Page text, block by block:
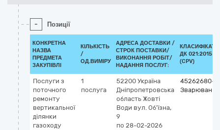
- Позиції
КОНКРЕТНА
НАЗВА
ПРЕДМЕТА
ЗАКУПІВЛІ
КІЛЬКІСТЬ
/
ОД.ВИМІРУ
АДРЕСА ДОСТАВКИ /
СТРОК ПОСТАВКИ/
ВИКОНАННЯ РОБІТ/
НАДАННЯ ПОСЛУГ:
ДК 021:2015
(CPV)
Послуги з
поточного
ремонту
вертикальної
ділянки
газоходу
1
послуга
52200 Україна
Дніпропетровська
область Жовті
Води вул. Об'їзна,
9
по 28-02-2026
45262680-1
Зварювання